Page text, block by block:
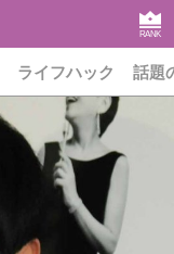
RANK
ライフハック 話題